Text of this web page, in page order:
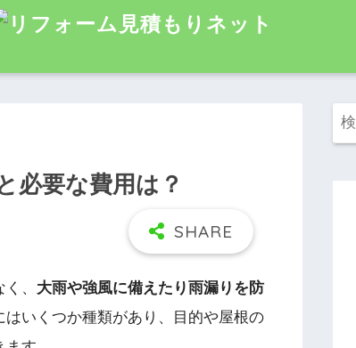
必要な費用は？
、 大雨や強風に備えたり雨漏りを防
はいくつか種類があり、目的や屋根の